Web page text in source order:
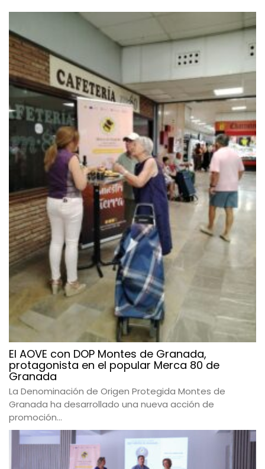
El AOVE con DOP Montes de Granada,
protagonista en el popular Merca 80 de
Granada
La Denominación de Origen Protegida Montes de
Granada ha desarrollado una nueva acción de
promoción...